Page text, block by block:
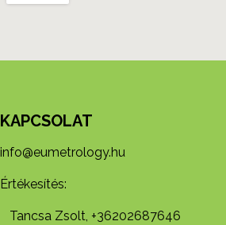
KAPCSOLAT
info@eumetrology.hu
Értékesítés:
Tancsa Zsolt, +36202687646